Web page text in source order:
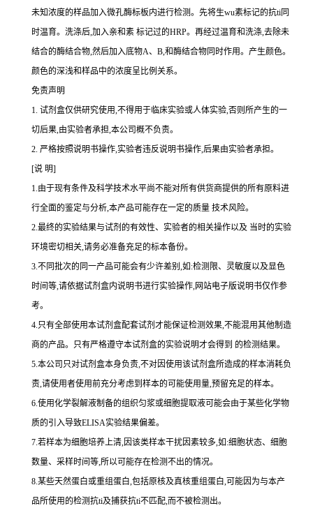
未知浓度的样品加入微孔酶标板内进行检测。先将生wu素标记的抗ti 同
时温育。洗涤后,加入亲和素 标记过的HRP。再经过温育和洗涤,去除未
结合的酶结合物,然后加入底物A、B,和酶结合物同时作用。产生颜色。
颜色的深浅和样品中的浓度呈比例关系。
免责声明
1. 试剂盒仅供研究使用,不得用于临床实验或人体实验,否则所产生的一
切后果,由实验者承担,本公司概不负责。
2. 严格按照说明书操作,实验者违反说明书操作,后果由实验者承担。
[说 明]
1.由于现有条件及科学技术水平尚不能对所有供货商提供的所有原料进
行全面的鉴定与分析,本产品可能存在一定的质量 技术风险。
2.最终的实验结果与试剂的有效性、实验者的相关操作以及 当时的实验
环境密切相关,请务必准备充足的标本备份。
3.不同批次的同一产品可能会有少许差别,如:检测限、灵敏度以及显色
时间等,请依据试剂盒内说明书进行实验操作,网站电子版说明书仅作参
考。
4.只有全部使用本试剂盒配套试剂才能保证检测效果,不能混用其他制造
商的产品。只有严格遵守本试剂盒的实验说明才会得到 的检测结果。
5.本公司只对试剂盒本身负责,不对因使用该试剂盒所造成的样本消耗负
责,请使用者使用前充分考虑到样本的可能使用量,预留充足的样本。
6.使用化学裂解液制备的组织匀浆或细胞提取液可能会由于某些化学物
质的引入导致ELISA实验结果偏差。
7.若样本为细胞培养上清,因该类样本干扰因素较多,如:细胞状态、细胞
数量、采样时间等,所以可能存在检测不出的情况。
8.某些天然蛋白或重组蛋白,包括原核及真核重组蛋白,可能因为与本产
品所使用的检测抗ti及捕获抗ti不匹配,而不被检测出。